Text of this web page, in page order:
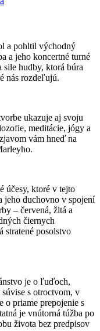
a pohltil východný
a jeho koncertné turné
sile hudby, ktorá búra
nás rozdeľujú.
ukazuje aj svoju
meditácie, jógy a
vám hneď na
účesy, ktoré v tejto
duchovno v spojení
– červená, žltá a
čiernych
stratené posolstvo
je o ľuďoch,
s otroctvom, v
o priame prepojenie s
je vnútorná túžba po
života bez predpisov